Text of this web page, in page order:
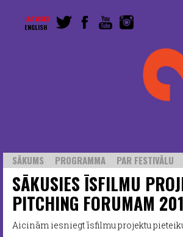
LATVISKI
ENGLISH
SĀKUMS PROGRAMMA PAR FESTIVĀLU
SĀKUSIES ĪSFILMU
PITCHING FORUMAM
Aicinām iesniegt īsfilmu projektu